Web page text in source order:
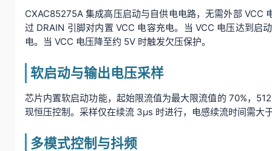
CXAC85275A 集成高压启动与自供电电路，无需外部 VCC
过 DRAIN 引脚对内置 VCC 电容充电。当 VCC 电压达到启
电。当 VCC 电压降至约 5V 时触发欠压保护。
软启动与输出电压采样
芯片内置软启动功能，起始限流值为最大限流值的 70%，
现恒压控制。采样仅在续流 3μs 时进行，电感续流时间需
多模式控制与抖频